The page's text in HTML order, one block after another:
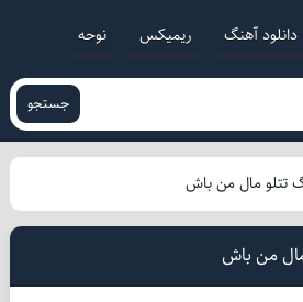
دانلود آهنگ ریمیکس نوحه
جستجو
تتلو مال من باش
من باش